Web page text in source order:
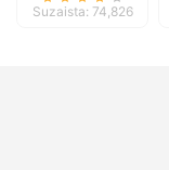
Suzaista: 74,826